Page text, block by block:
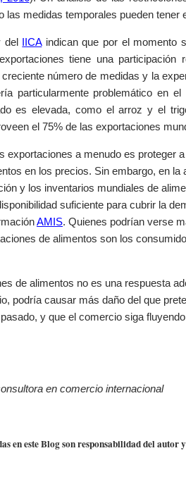
las medidas temporales pueden tener
del IICAindican que por el momento
tiene una participación
número de medidas y la
particularmente problemático en
es elevada, como el arroz y el
el 75% de las exportaciones
exportaciones a menudo es proteger
en los precios. Sin embargo, en la
y los inventarios mundiales de
suficiente para cubrir la
AMIS. Quienes podrían verse
de alimentos son los
de alimentos no es una respuesta
podría causar más daño del que
y que el comercio siga
en comercio internacional
en este Blog son responsabilidad del